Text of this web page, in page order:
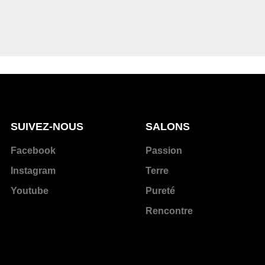
SUIVEZ-NOUS
Facebook
Instagram
Youtube
SALONS
Passion
Terre
Pureté
Rencontre